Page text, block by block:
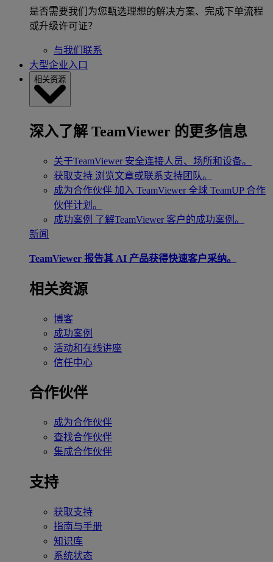
是否需要我们为您甄选理想的解决方案、完成下单流程
或升级许可证？
与我们联系
大型企业入口
相关资源
深入了解 TeamViewer 的更多信息
关于TeamViewer 安全连接人员、场所和设备。
获取支持 浏览文章或联系支持团队。
成为合作伙伴 加入 TeamViewer 全球 TeamUP 合作
伙伴计划。
成功案例 了解TeamViewer 客户的成功案例。
新闻
TeamViewer 报告其 AI 产品获得快速客户采纳。
相关资源
博客
成功案例
活动和在线讲座
信任中心
合作伙伴
成为合作伙伴
查找合作伙伴
集成合作伙伴
支持
获取支持
指南与手册
知识库
系统状态